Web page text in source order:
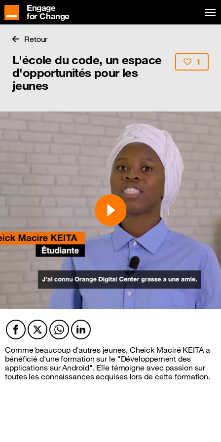
Engage
for Change
Retour
L'école du code, un espace
d'opportunités pour les
jeunes
1
Facebook
TwitterTwitterTwitter
Comme beaucoup d'autres jeunes, Cheick Maciré KEITA a
bénéficié d'une formation sur le "Développement des
applications sur Android". Elle témoigne avec passion sur
toutes les connaissances acquises lors de cette formation.